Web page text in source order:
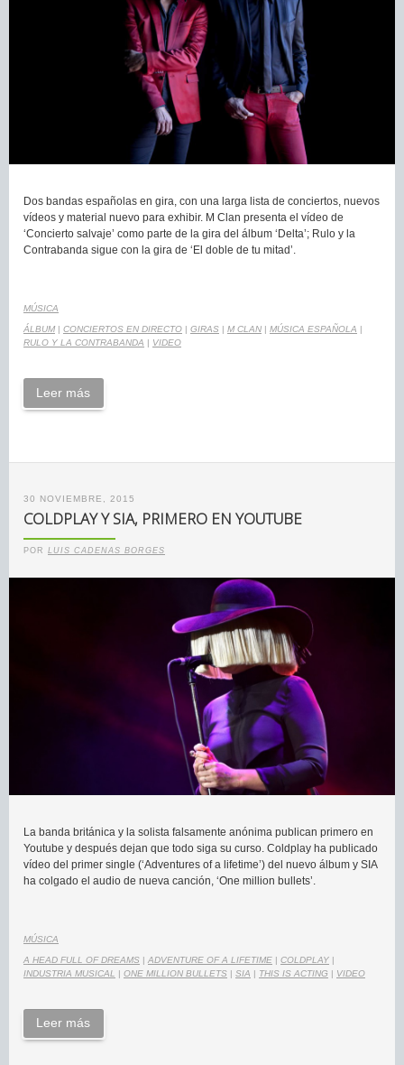
Dos bandas españolas en gira, con una larga lista de conciertos, nuevos
vídeos y material nuevo para exhibir. M Clan presenta el vídeo de
‘Concierto salvaje’ como parte de la gira del álbum ‘Delta’; Rulo y la
Contrabanda sigue con la gira de ‘El doble de tu mitad’.
MÚSICA
ÁLBUM | CONCIERTOS EN DIRECTO | GIRAS | M CLAN | MÚSICA ESPAÑOLA |
RULO Y LA CONTRABANDA | VIDEO
Leer más
30 NOVIEMBRE, 2015
COLDPLAY Y SIA, PRIMERO EN YOUTUBE
POR LUIS CADENAS BORGES
La banda británica y la solista falsamente anónima publican primero en
Youtube y después dejan que todo siga su curso. Coldplay ha publicado
vídeo del primer single (‘Adventures of a lifetime’) del nuevo álbum y SIA
ha colgado el audio de nueva canción, ‘One million bullets’.
MÚSICA
A HEAD FULL OF DREAMS | ADVENTURE OF A LIFETIME | COLDPLAY |
INDUSTRIA MUSICAL
| ONE MILLION BULLETS | SIA | THIS IS ACTING | VIDEO
Leer más